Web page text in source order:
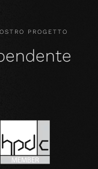
PROGETTO